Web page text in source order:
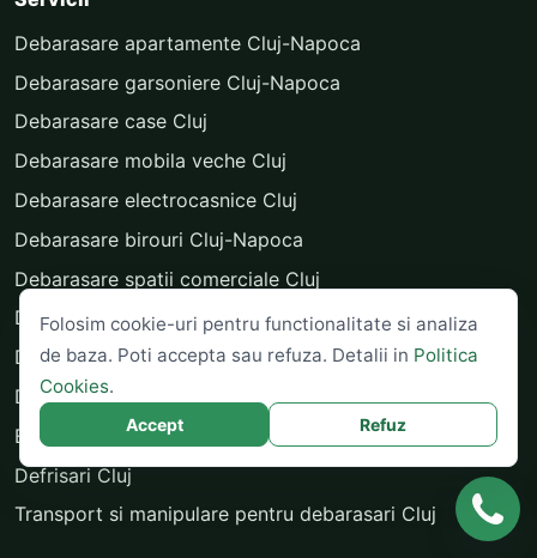
Debarasare apartamente Cluj-Napoca
Debarasare garsoniere Cluj-Napoca
Debarasare case Cluj
Debarasare mobila veche Cluj
Debarasare electrocasnice Cluj
Debarasare birouri Cluj-Napoca
Debarasare spatii comerciale Cluj
Debarasare beciuri, poduri si garaje Cluj
Debarasare curti Cluj
Debarasare gradini Cluj
Evacuare moloz Cluj
Defrisari Cluj
Transport si manipulare pentru debarasari Cluj
Folosim cookie-uri pentru functionalitate si analiza
de baza. Poti accepta sau refuza. Detalii in Politica
Cookies.
Accept Refuz